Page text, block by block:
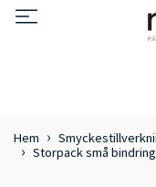
Hem
Storpack små